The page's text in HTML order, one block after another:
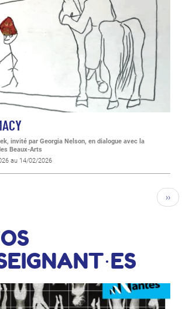
invité par Georgia Nelson, en dialogue avec la
Beaux-Arts
au 14/02/2026
››